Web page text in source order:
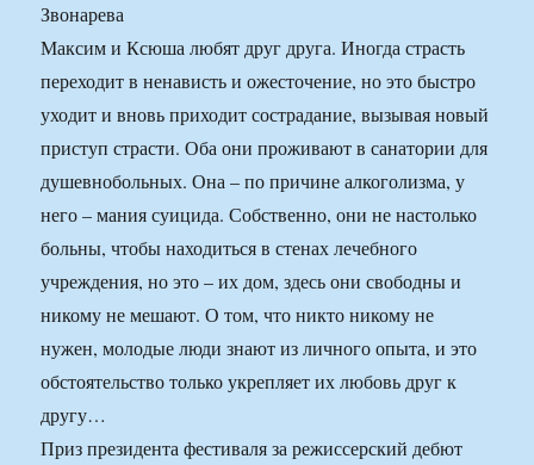
Звонарева
Максим и Ксюша любят друг друга. Иногда страсть
переходит в ненависть и ожесточение, но это быстро
уходит и вновь приходит сострадание, вызывая новый
приступ страсти. Оба они проживают в санатории для
душевнобольных. Она – по причине алкоголизма, у
него – мания суицида. Собственно, они не настолько
больны, чтобы находиться в стенах лечебного
учреждения, но это – их дом, здесь они свободны и
никому не мешают. О том, что никто никому не
нужен, молодые люди знают из личного опыта, и это
обстоятельство только укрепляет их любовь друг к
другу…
Приз президента фестиваля за режиссерский дебют